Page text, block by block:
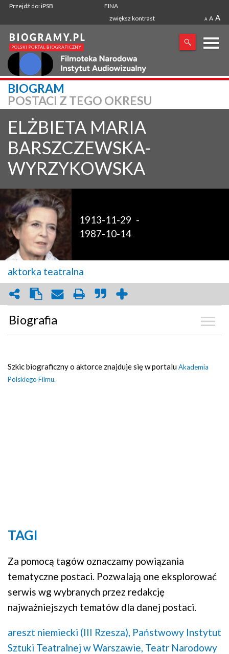
Przejdź do: iPSB
FINA
zwiększ kontrast
A A A
X
SZUKANA FRAZA
BIOGRAM
POSTACI Z TEGO OKRESU
ELŻBIETA MARIA
BARSZCZEWSKA-
WYRZYKOWSKA
1913-11-29 -
1987-10-14
aktorka teatralna
Biografia
Zdjęcia
(15)
Szkic biograficzny o aktorce znajduje się w portaluAkademia
Polskiego Filmu.
TAGI
Za pomocą tagów oznaczamy powiązania
tematyczne postaci. Pozwalają one eksplorować
serwis wg wybranych przez redakcję
najważniejszych tematów dla danej postaci.
areszt niemiecki (III Rzesza), Państwowy Instytut
Sztuki Teatralnej w Warszawie, Teatr Narodowy